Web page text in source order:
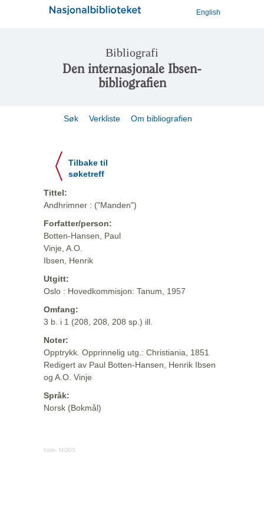
English
Bibliografi
Den internasjonale Ibsen-
bibliografien
Søk Verkliste Om bibliografien
Tilbake til
søketreff
Tittel:
Andhrimner : ("Manden")
Forfatter/person:
Botten-Hansen, Paul
Vinje, A.O.
Ibsen, Henrik
Utgitt:
Oslo : Hovedkommisjon: Tanum, 1957
Omfang:
3 b. i 1 (208, 208, 208 sp.) ill.
Noter:
Opptrykk. Opprinnelig utg.: Christiania, 1851
Redigert av Paul Botten-Hansen, Henrik Ibsen
og A.O. Vinje
Språk:
Norsk (Bokmål)
Kilde: MODS